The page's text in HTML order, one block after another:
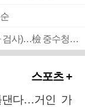
■ 검사 신분 버리고 직급하향(10년 이하 저연차 검사)…檢 중수청행 기피
스포츠 +
댄다…거인 가